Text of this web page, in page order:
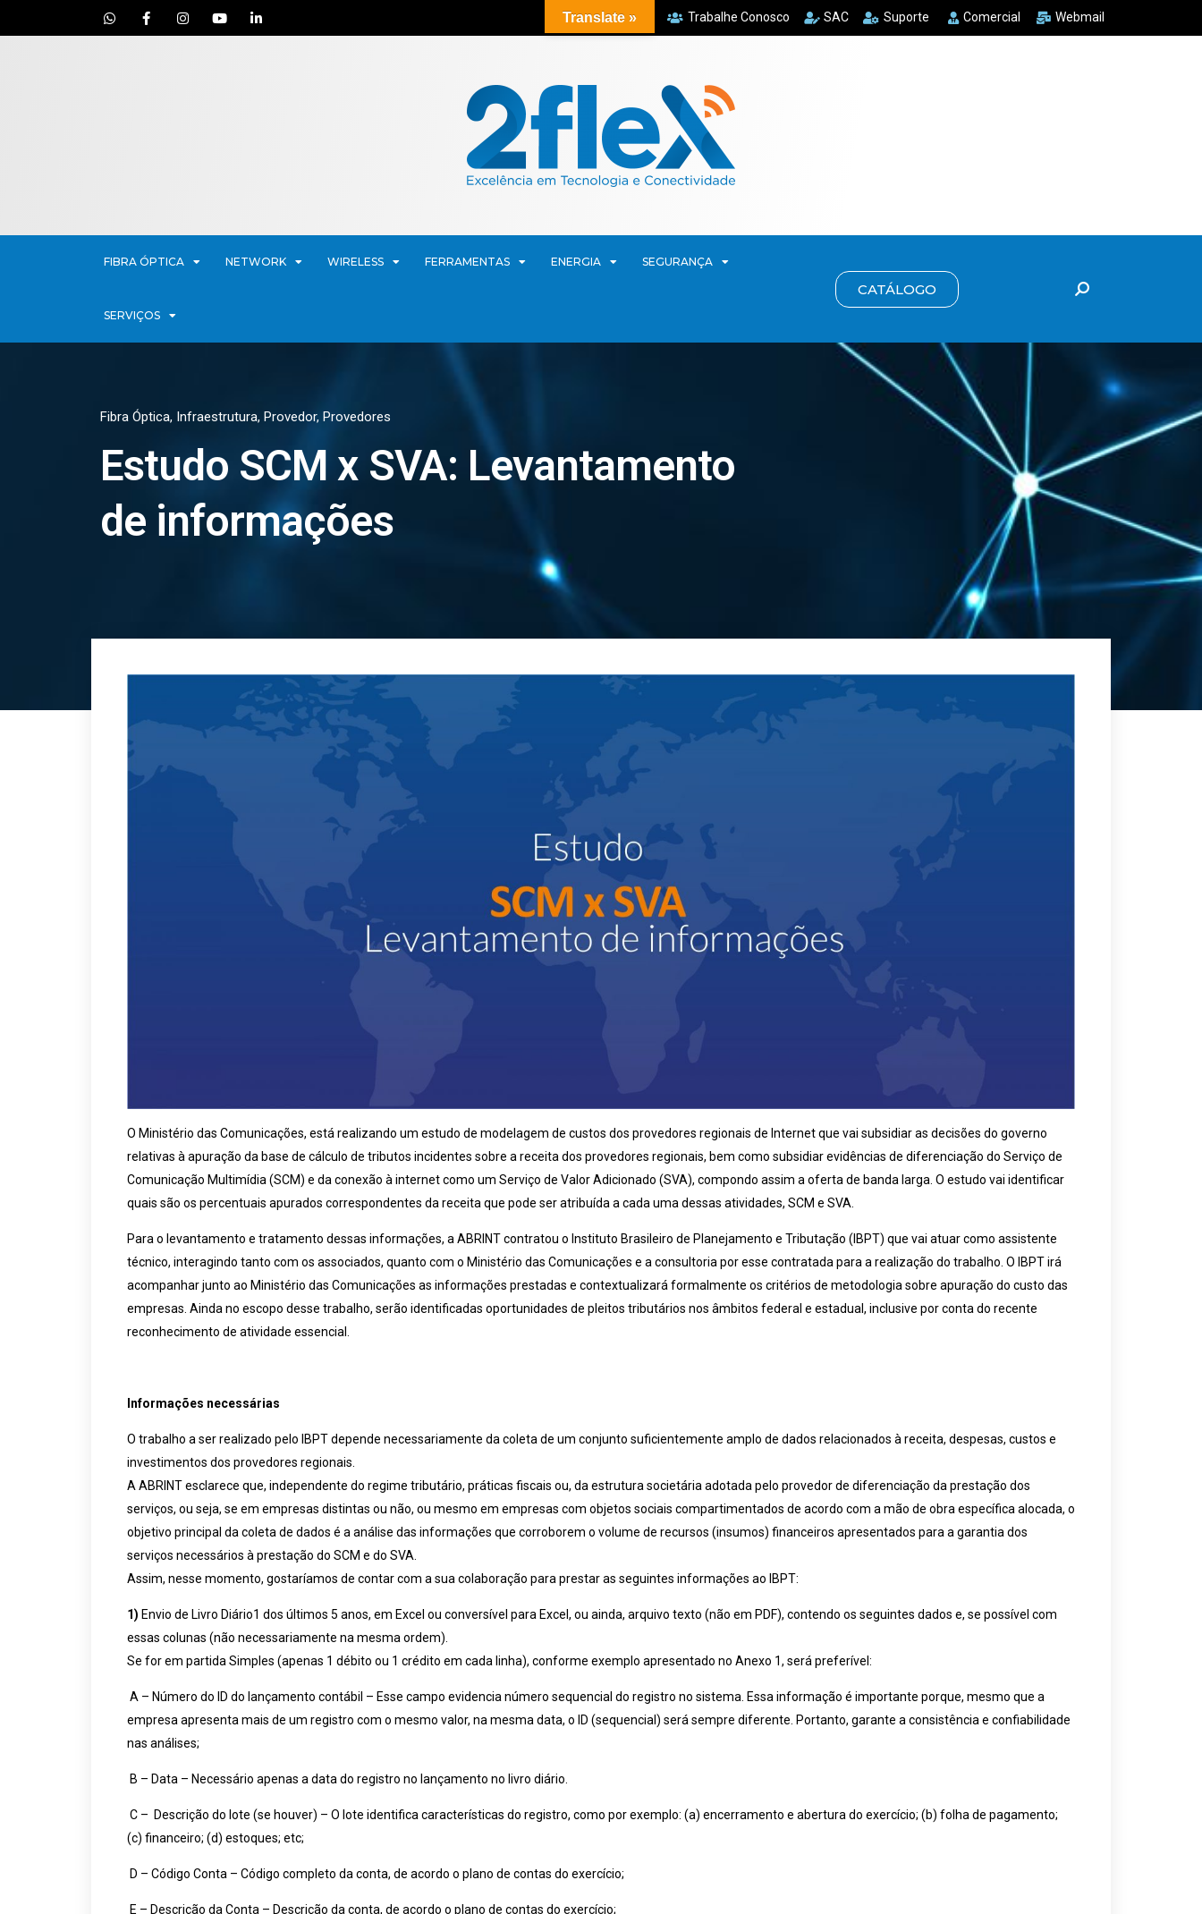
Trabalhe Conosco SAC Suporte Comercial Webmail
FIBRA ÓPTICA NETWORK WIRELESS FERRAMENTAS ENERGIA SEGURANÇA
SERVIÇOS
CATÁLOGO
Fibra Óptica, Infraestrutura, Provedor, Provedores
Estudo SCM x SVA: Levantamento
de informações
O Ministério das Comunicações, está realizando um estudo de modelagem de custos dos provedores regionais de Internet que vai subsidiar as decisões do governo
relativas à apuração da base de cálculo de tributos incidentes sobre a receita dos provedores regionais, bem como subsidiar evidências de diferenciação do Serviço de
Comunicação Multimídia (SCM) e da conexão à internet como um Serviço de Valor Adicionado (SVA), compondo assim a oferta de banda larga. O estudo vai identificar
quais são os percentuais apurados correspondentes da receita que pode ser atribuída a cada uma dessas atividades, SCM e SVA.
Para o levantamento e tratamento dessas informações, a ABRINT contratou o Instituto Brasileiro de Planejamento e Tributação (IBPT) que vai atuar como assistente
técnico, interagindo tanto com os associados, quanto com o Ministério das Comunicações e a consultoria por esse contratada para a realização do trabalho. O IBPT irá
acompanhar junto ao Ministério das Comunicações as informações prestadas e contextualizará formalmente os critérios de metodologia sobre apuração do custo das
empresas. Ainda no escopo desse trabalho, serão identificadas oportunidades de pleitos tributários nos âmbitos federal e estadual, inclusive por conta do recente
reconhecimento de atividade essencial.
Informações necessárias
O trabalho a ser realizado pelo IBPT depende necessariamente da coleta de um conjunto suficientemente amplo de dados relacionados à receita, despesas, custos e
investimentos dos provedores regionais.
A ABRINT esclarece que, independente do regime tributário, práticas fiscais ou, da estrutura societária adotada pelo provedor de diferenciação da prestação dos
serviços, ou seja, se em empresas distintas ou não, ou mesmo em empresas com objetos sociais compartimentados de acordo com a mão de obra específica alocada, o
objetivo principal da coleta de dados é a análise das informações que corroborem o volume de recursos (insumos) financeiros apresentados para a garantia dos
serviços necessários à prestação do SCM e do SVA.
Assim, nesse momento, gostaríamos de contar com a sua colaboração para prestar as seguintes informações ao IBPT:
1) Envio de Livro Diário1 dos últimos 5 anos, em Excel ou conversível para Excel, ou ainda, arquivo texto (não em PDF), contendo os seguintes dados e, se possível com
essas colunas (não necessariamente na mesma ordem).
Se for em partida Simples (apenas 1 débito ou 1 crédito em cada linha), conforme exemplo apresentado no Anexo 1, será preferível:
A – Número do ID do lançamento contábil – Esse campo evidencia número sequencial do registro no sistema. Essa informação é importante porque, mesmo que a
empresa apresenta mais de um registro com o mesmo valor, na mesma data, o ID (sequencial) será sempre diferente. Portanto, garante a consistência e confiabilidade
nas análises;
B – Data – Necessário apenas a data do registro no lançamento no livro diário.
C – Descrição do lote (se houver) – O lote identifica características do registro, como por exemplo: (a) encerramento e abertura do exercício; (b) folha de pagamento;
(c) financeiro; (d) estoques; etc;
D – Código Conta – Código completo da conta, de acordo o plano de contas do exercício;
E – Descrição da Conta – Descrição da conta, de acordo o plano de contas do exercício;
Translate »